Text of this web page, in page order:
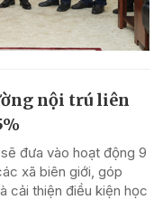
nội trú liên
đưa vào hoạt động 9
xã biên giới, góp
cải thiện điều kiện học